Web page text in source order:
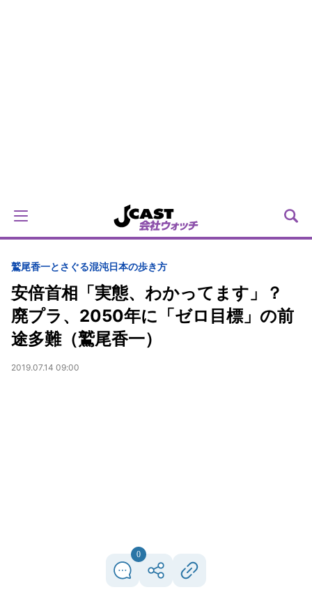
鷲尾香一とさぐる混沌日本の歩き方
安倍首相「実態、わかってます」？
廃プラ、2050年に「ゼロ目標」の前
途多難（鷲尾香一）
2019.07.14 09:00
0